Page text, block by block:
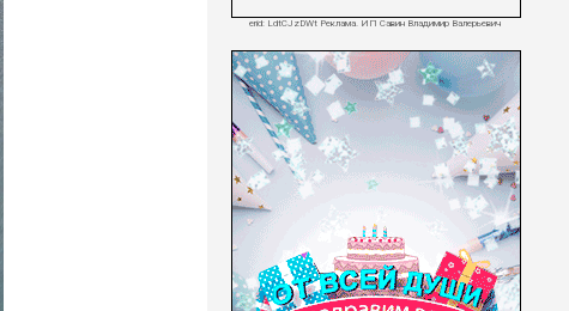
erid: LdtCJzDWt Реклама. ИП Савин Владимир Валерьевич